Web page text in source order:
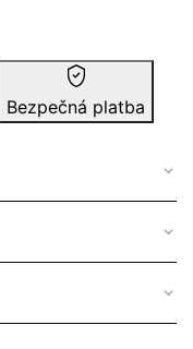
Bezpečná platba